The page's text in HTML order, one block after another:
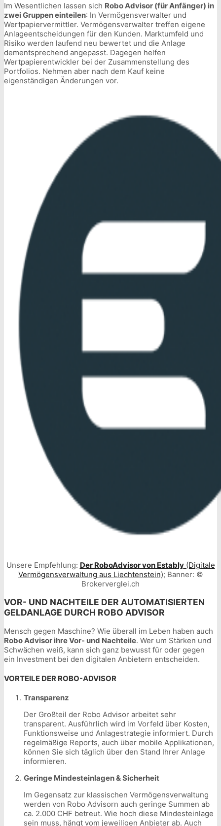
Im Wesentlichen lassen sich Robo Advisor (für Anfänger) in
zwei Gruppen einteilen: In Vermögensverwalter und
Wertpapiervermittler. Vermögensverwalter treffen eigene
Anlageentscheidungen für den Kunden. Marktumfeld und
Risiko werden laufend neu bewertet und die Anlage
dementsprechend angepasst. Dagegen helfen
Wertpapierentwickler bei der Zusammenstellung des
Portfolios. Nehmen aber nach dem Kauf keine
eigenständigen Änderungen vor.
Unsere Empfehlung: Der RoboAdvisor von Estably(Digitale
Vermögensverwaltung aus Liechtenstein); Banner: ©
Brokerverglei.ch
VOR- UND NACHTEILE DER AUTOMATISIERTEN
GELDANLAGE DURCH ROBO ADVISOR
Mensch gegen Maschine? Wie überall im Leben haben auch
Robo Advisor ihre Vor- und Nachteile. Wer um Stärken und
Schwächen weiß, kann sich ganz bewusst für oder gegen
ein Investment bei den digitalen Anbietern entscheiden.
VORTEILE DER ROBO-ADVISOR
Transparenz
Der Großteil der Robo Advisor arbeitet sehr
transparent. Ausführlich wird im Vorfeld über Kosten,
Funktionsweise und Anlagestrategie informiert. Durch
regelmäßige Reports, auch über mobile Applikationen,
können Sie sich täglich über den Stand Ihrer Anlage
informieren.
Geringe Mindesteinlagen & Sicherheit
Im Gegensatz zur klassischen Vermögensverwaltung
werden von Robo Advisorn auch geringe Summen ab
ca. 2.000 CHF betreut. Wie hoch diese Mindesteinlage
sein muss, hängt vom jeweiligen Anbieter ab. Auch